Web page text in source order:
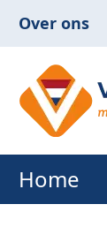
Over ons
Home